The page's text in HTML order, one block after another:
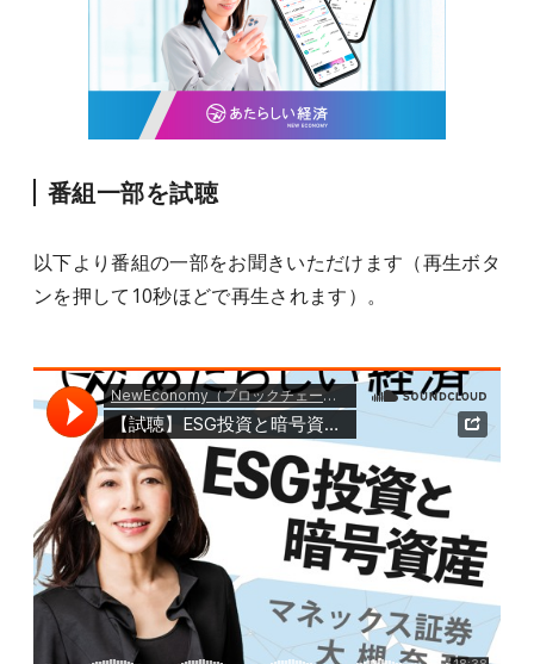
番組一部を試聴
以下より番組の一部をお聞きいただけます（再生ボタ
ンを押して10秒ほどで再生されます）。